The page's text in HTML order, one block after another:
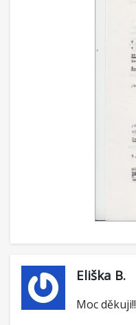
Eliška B.
Moc děkuji!!